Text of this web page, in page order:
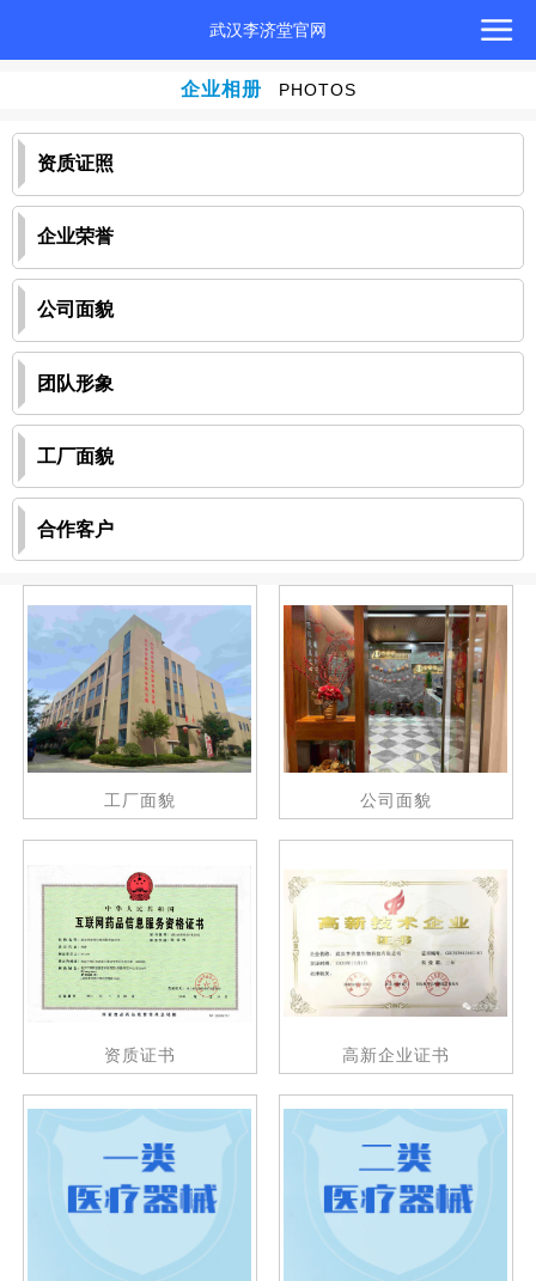
企业相册 PHOTOS
武汉李济堂官网
资质证照
企业荣誉
公司面貌
团队形象
工厂面貌
合作客户
工厂面貌 公司面貌
资质证书 高新企业证书